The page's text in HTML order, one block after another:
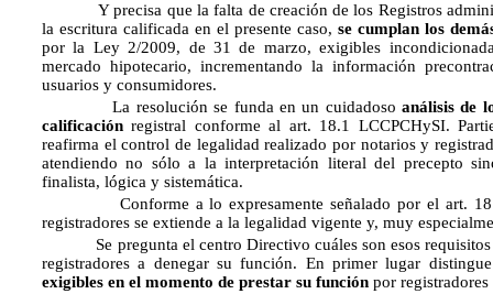
Y precisa que la falta de creación de los Registros
la escritura calificada en el presente caso,se cumplan los
por la Ley 2/2009, de 31 de marzo, exigibles
mercado hipotecario, incrementando la información
usuarios y consumidores.
La resolución se funda en un cuidadosoanálisis de
calificación registral conforme al art. 18.1 LCCPCHySI.
reafirma el control de legalidad realizado por notarios y
atendiendo no sólo a la interpretación literal del precepto
finalista, lógica y sistemática.
Conforme a lo expresamente señalado por el art.
registradores se extiende a la legalidad vigente y, muy
Se pregunta el centro Directivo cuáles son esos requisitos
registradores a denegar su función. En primer lugar
exigibles en el momento de prestar su función por